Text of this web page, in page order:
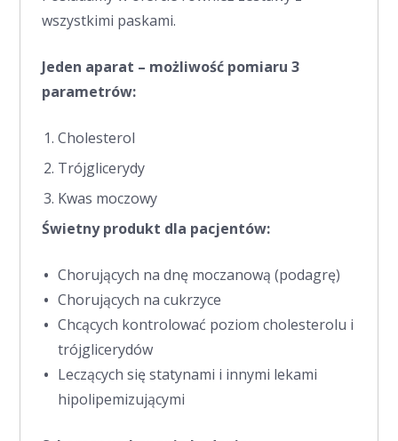
wszystkimi paskami.
Jeden aparat – możliwość pomiaru 3
parametrów:
Cholesterol
Trójglicerydy
Kwas moczowy
Świetny produkt dla pacjentów:
Chorujących na dnę moczanową (podagrę)
Chorujących na cukrzyce
Chcących kontrolować poziom cholesterolu i
trójglicerydów
Leczących się statynami i innymi lekami
hipolipemizującymi